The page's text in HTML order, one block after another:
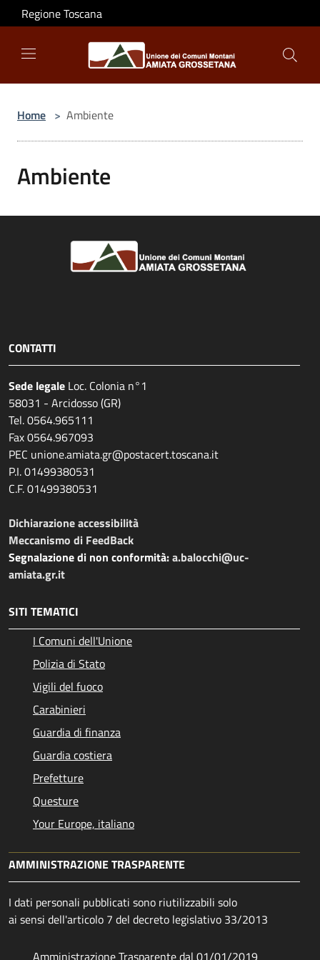
Salta al contenuto principale
Regione Toscana
Home > Ambiente
Ambiente
CONTATTI
Sede legale Loc. Colonia n°1
58031 - Arcidosso (GR)
Tel. 0564.965111
Fax 0564.967093
PEC unione.amiata.gr@postacert.toscana.it
P.I. 01499380531
C.F. 01499380531
Dichiarazione accessibilità
Meccanismo di FeedBack
Segnalazione di non conformità:a.balocchi@uc-
amiata.gr.it
SITI TEMATICI
I Comuni dell'Unione
Polizia di Stato
Vigili del fuoco
Carabinieri
Guardia di finanza
Guardia costiera
Prefetture
Questure
Your Europe, italiano
AMMINISTRAZIONE TRASPARENTE
I dati personali pubblicati sono riutilizzabili solo
ai sensi dell'articolo 7 del decreto legislativo 33/2013
Amministrazione Trasparente dal 01/01/2019